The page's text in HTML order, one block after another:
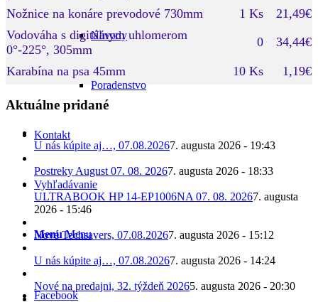
Návody
Poradenstvo
Kontakt
Vyhľadávanie
Menu Menu
Facebook
Nožnice na konáre prevodové 730mm 1 Ks
21,49€
Vodováha s digitálnym uhlomerom
0°-225°, 305mm
0 34,44€
Karabína na psa 45mm 10 Ks 1,19€
Aktuálne pridané
U nás kúpite aj…, 07.08.20267. augusta 2026 - 19:43
Postreky August 07. 08. 20267. augusta 2026 - 18:33
ULTRABOOK HP 14-EP1006NA 07. 08. 20267. augusta
2026 - 15:46
Nové Techsavers, 07.08.20267. augusta 2026 - 15:12
U nás kúpite aj…, 07.08.20267. augusta 2026 - 14:24
Nové na predajni, 32. týždeň 20265. augusta 2026 - 20:30